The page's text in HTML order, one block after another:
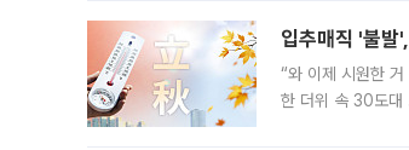
입추매직 '불발
“와 이제 시원한
한 더위 속 30도대